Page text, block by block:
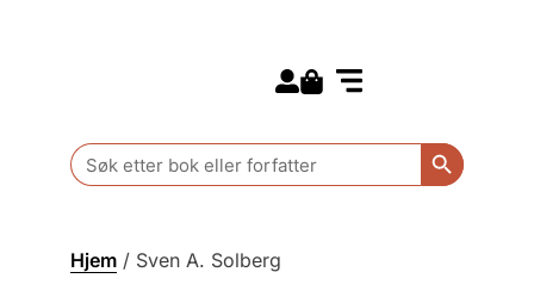
Search
for:
Search
Hjem / Sven A. Solberg